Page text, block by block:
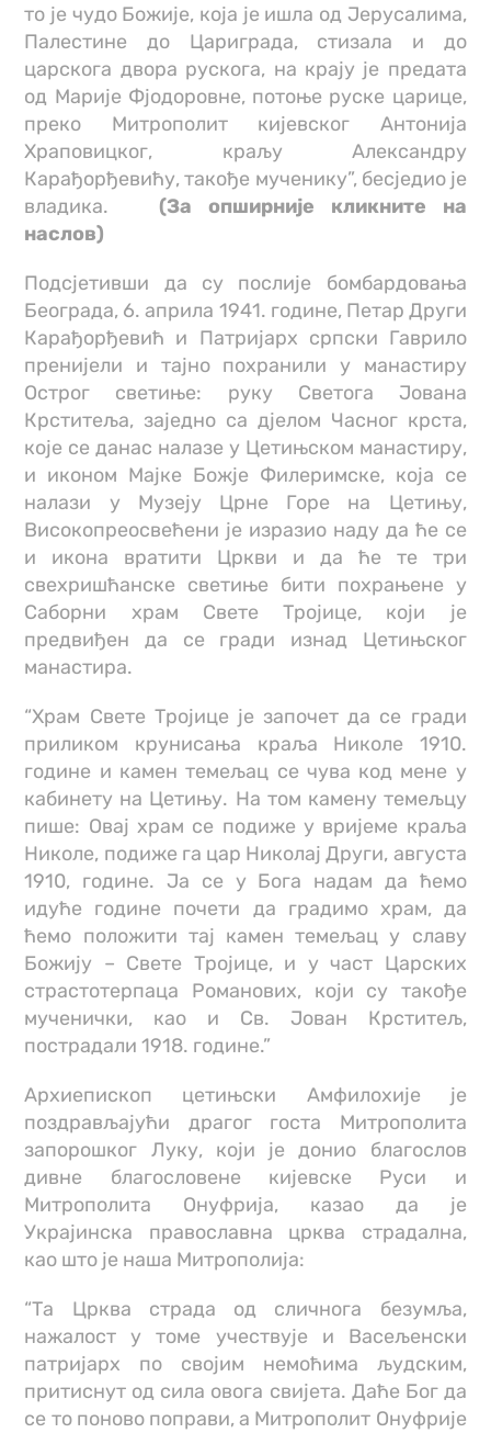
то је чудо Божије, која је ишла од Јерусалима,
Палестине до Цариграда, стизала и до
царскога двора рускога, на крају је предата
од Марије Фјодоровне, потоње руске царице,
преко Митрополит кијевског Антонија
Храповицког, краљу Александру
Карађорђевићу, такође мученику”, бесједио је
владика. (За опширније кликните на
наслов)
Подсјетивши да су послије бомбардовања
Београда, 6. априла 1941. године, Петар Други
Карађорђевић и Патријарх српски Гаврило
пренијели и тајно похранили у манастиру
Острог светиње: руку Светога Јована
Крститеља, заједно са дјелом Часног крста,
које се данас налазе у Цетињском манастиру,
и иконом Мајке Божје Филеримске, која се
налази у Музеју Црне Горе на Цетињу,
Високопреосвећени је изразио наду да ће се
и икона вратити Цркви и да ће те три
свехришћанске светиње бити похрањене у
Саборни храм Свете Тројице, који је
предвиђен да се гради изнад Цетињског
манастира.
“Храм Свете Тројице је започет да се гради
приликом крунисања краља Николе 1910.
године и камен темељац се чува код мене у
кабинету на Цетињу. На том камену темељцу
пише: Овај храм се подиже у вријеме краља
Николе, подиже га цар Николај Други, августа
1910, године. Ја се у Бога надам да ћемо
идуће године почети да градимо храм, да
ћемо положити тај камен темељац у славу
Божију – Свете Тројице, и у част Царских
страстотерпаца Романових, који су такође
мученички, као и Св. Јован Крститељ,
пострадали 1918. године.”
Архиепископ цетињски Амфилохије је
поздрављајући драгог госта Митрополита
запорошког Луку, који је донио благослов
дивне благословене кијевске Руси и
Митрополита Онуфрија, казао да је
Украјинска православна црква страдална,
као што је наша Митрополија:
“Та Црква страда од сличнога безумља,
нажалост у томе учествује и Васељенски
патријарх по својим немоћима људским,
притиснут од сила овога свијета. Даће Бог да
се то поново поправи, а Митрополит Онуфрије